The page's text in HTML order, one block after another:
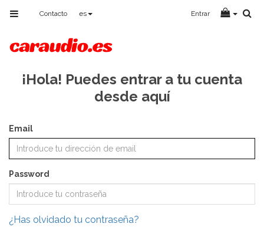
Toggle
navigation
Contacto es Entrar
¡Hola! Puedes entrar a tu cuenta
desde aquí
Email
Password
¿Has olvidado tu contraseña?